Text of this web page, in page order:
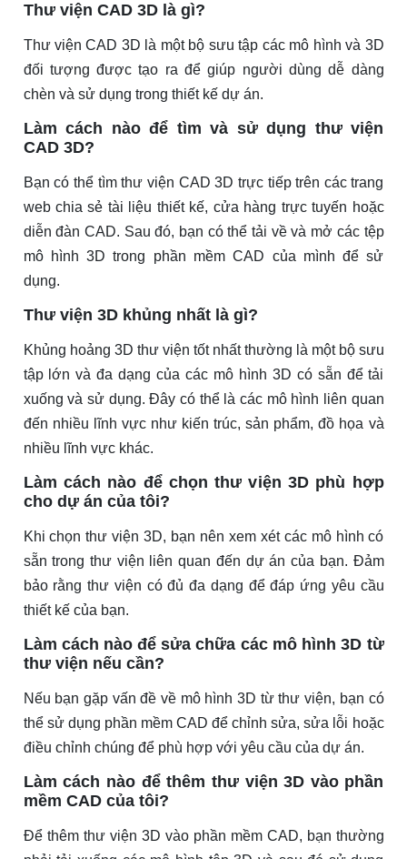
Thư viện CAD 3D là gì?
Thư viện CAD 3D là một bộ sưu tập các mô hình và 3D
đối tượng được tạo ra để giúp người dùng dễ dàng
chèn và sử dụng trong thiết kế dự án.
Làm cách nào để tìm và sử dụng thư viện
CAD 3D?
Bạn có thể tìm thư viện CAD 3D trực tiếp trên các trang
web chia sẻ tài liệu thiết kế, cửa hàng trực tuyến hoặc
diễn đàn CAD. Sau đó, bạn có thể tải về và mở các tệp
mô hình 3D trong phần mềm CAD của mình để sử
dụng.
Thư viện 3D khủng nhất là gì?
Khủng hoảng 3D thư viện tốt nhất thường là một bộ sưu
tập lớn và đa dạng của các mô hình 3D có sẵn để tải
xuống và sử dụng. Đây có thể là các mô hình liên quan
đến nhiều lĩnh vực như kiến ​​trúc, sản phẩm, đồ họa và
nhiều lĩnh vực khác.
Làm cách nào để chọn thư viện 3D phù hợp
cho dự án của tôi?
Khi chọn thư viện 3D, bạn nên xem xét các mô hình có
sẵn trong thư viện liên quan đến dự án của bạn. Đảm
bảo rằng thư viện có đủ đa dạng để đáp ứng yêu cầu
thiết kế của bạn.
Làm cách nào để sửa chữa các mô hình 3D từ
thư viện nếu cần?
Nếu bạn gặp vấn đề về mô hình 3D từ thư viện, bạn có
thể sử dụng phần mềm CAD để chỉnh sửa, sửa lỗi hoặc
điều chỉnh chúng để phù hợp với yêu cầu của dự án.
Làm cách nào để thêm thư viện 3D vào phần
mềm CAD của tôi?
Để thêm thư viện 3D vào phần mềm CAD, bạn thường